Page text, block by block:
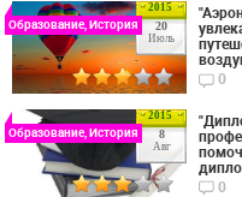
2015
20
Июль
Образование, История
0
2015
8
Авг
Образование, История
0